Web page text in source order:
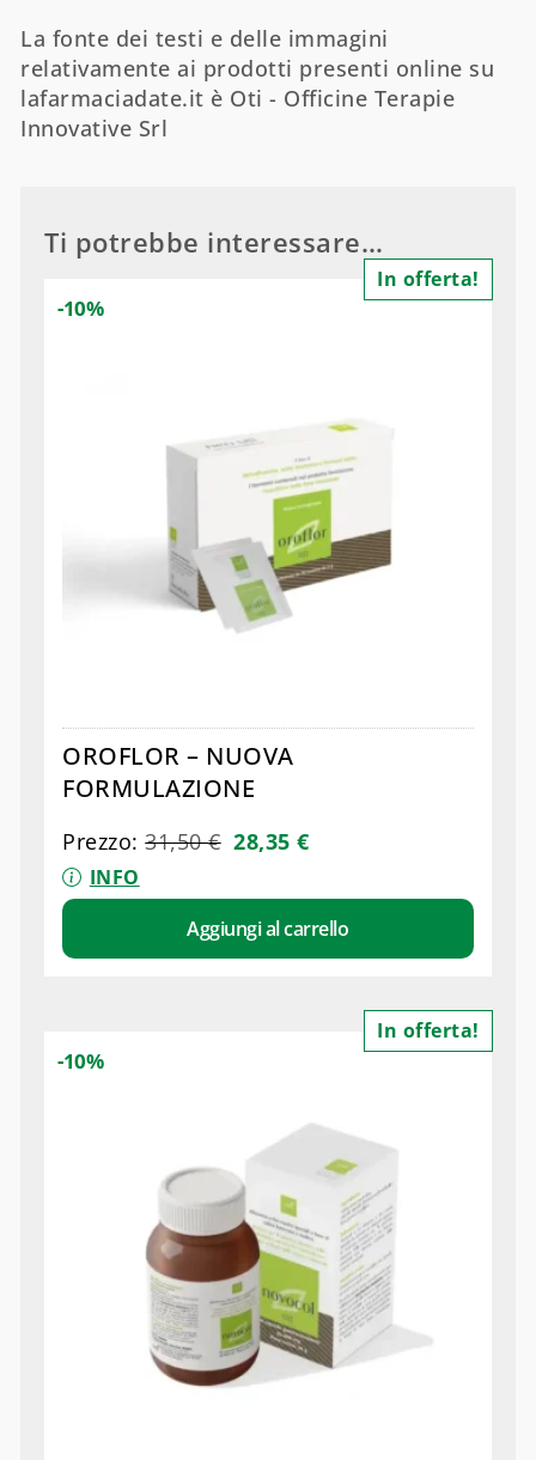
La fonte dei testi e delle immagini
relativamente ai prodotti presenti online su
lafarmaciadate.it è Oti - Officine Terapie
Innovative Srl
Ti potrebbe interessare…
OROFLOR – NUOVA
FORMULAZIONE
Prezzo:31,50€ 28,35€
INFO
Aggiungi al carrello
In offerta!
-10%
In offerta!
-10%